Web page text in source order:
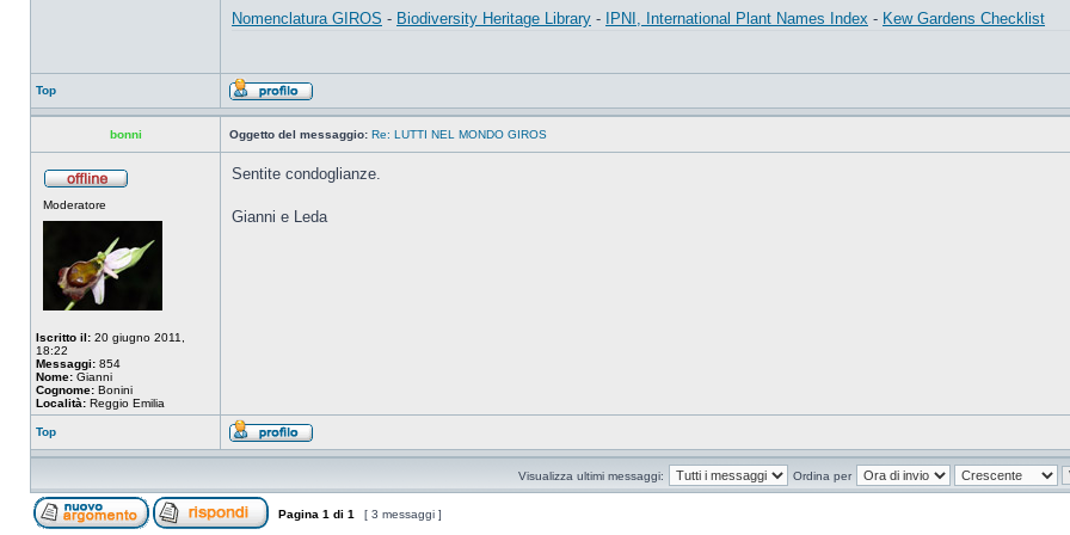
Nomenclatura GIROS - Biodiversity Heritage Library - IPNI, International Plant Names Index - Kew Gardens Checklist
Top
bonni Oggetto del messaggio: Re: LUTTI NEL MONDO GIROS
Moderatore
Iscritto il: 20 giugno 2011,
18:22
Messaggi: 854
Nome: Gianni
Cognome: Bonini
Località: Reggio Emilia
Sentite condoglianze.
Gianni e Leda
Top
Visualizza ultimi messaggi: Ordina per
Pagina 1 di 1 [ 3 messaggi ]